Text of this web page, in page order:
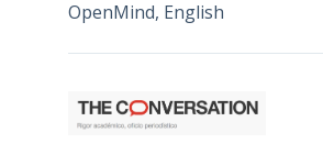
OpenMind, English